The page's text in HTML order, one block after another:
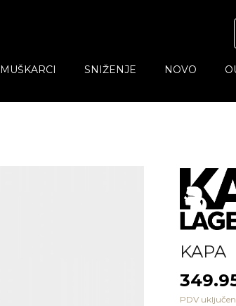
MUŠKARCI SNIŽENJE NOVO
KAPA
PDV